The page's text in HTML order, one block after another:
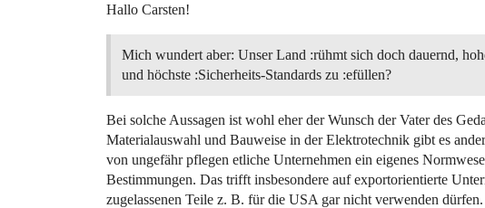
Hallo Carsten!
Mich wundert aber: Unser Land :rühmt sich doch dauernd,
und höchste :Sicherheits-Standards zu :efüllen?
Bei solche Aussagen ist wohl eher der Wunsch der Vater des
Materialauswahl und Bauweise in der Elektrotechnik gibt es
von ungefähr pflegen etliche Unternehmen ein eigenes
Bestimmungen. Das trifft insbesondere auf exportorientierte
zugelassenen Teile z. B. für die USA gar nicht verwenden